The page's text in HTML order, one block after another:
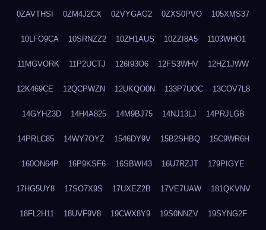
0ZAVTHSI 0ZM4J2CX 0ZVYGAG2 0ZXS0PVO 105XMS37
10LFO9CA 10SRNZZ2 10ZH1AUS 10ZZI8A5 1103WHO1
11MGVORK 11P2UCTJ 126I93O6 12FS3WHV 12HZ1JWW
12K469CE 12QCPWZN 12UKQO0N 133P7UOC 13COV7L8
14GYHZ3D 14H4A825 14M9BJ75 14NJ13LJ 14PRJLGB
14PRLC85 14WY7OYZ 1546DY9V 15B2SHBQ 15C9WR6H
160ON64P 16P9KSF6 16SBWI43 16U7RZJT 179PIGYE
17HG5UY8 17SO7X9S 17UXEZ2B 17VE7UAW 181QKVNV
18FL2H11 18UVF9V8 19CWX8Y9 19S0NNZV 19SYNG2F